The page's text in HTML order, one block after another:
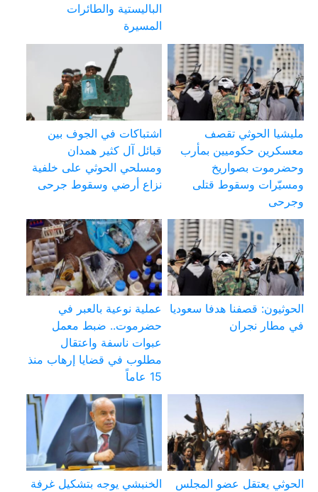
الباليستية والطائرات
المسيرة
مليشيا الحوثي تقصف
معسكرين حكوميين بمأرب
وحضرموت بصواريخ
ومسيّرات وسقوط قتلى
وجرحى
اشتباكات في الجوف بين
قبائل آل كثير همدان
ومسلحي الحوثي على خلفية
نزاع أرضي وسقوط جرحى
الحوثيون: قصفنا هدفا سعوديا
في مطار نجران
عملية نوعية بالعبر في
حضرموت.. ضبط معمل
عبوات ناسفة واعتقال
مطلوب في قضايا إرهاب منذ
15 عاماً
الحوثي يعتقل عضو المجلس
الخنبشي يوجه بتشكيل غرفة